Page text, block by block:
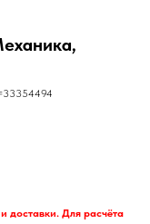
доставки. Для расчёта